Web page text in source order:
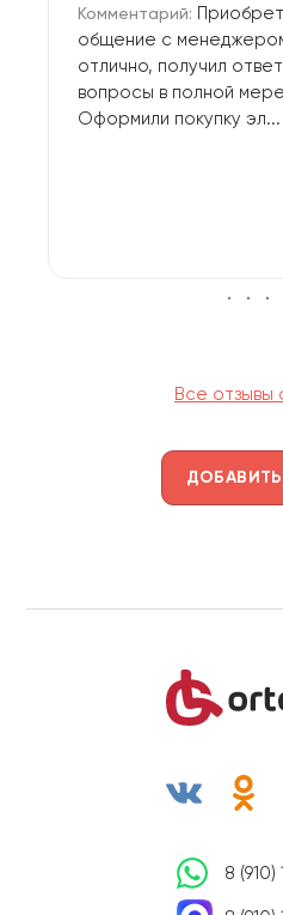
Комментарий:
общение с
отлично, получил
вопросы в полной
Оформили покупку эл...
Все отзывы
8